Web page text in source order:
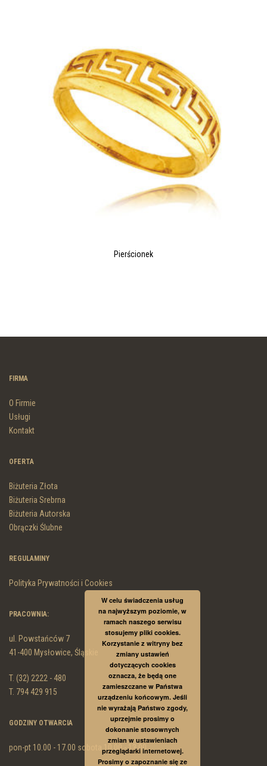
Pierścionek
FIRMA
O Firmie
Usługi
Kontakt
OFERTA
Biżuteria Złota
Biżuteria Srebrna
Biżuteria Autorska
Obrączki Ślubne
REGULAMINY
Polityka Prywatności i Cookies
PRACOWNIA:
ul. Powstańców 7
41-400 Mysłowice, Śląskie
T. (32) 2222 - 480
T. 794 429 915
GODZINY OTWARCIA
pon-pt 10.00 - 17.00 sobota 10.00 - 13.00
W celu świadczenia usług
na najwyższym poziomie, w
ramach naszego serwisu
stosujemy pliki cookies.
Korzystanie z witryny bez
zmiany ustawień
dotyczących cookies
oznacza, że będą one
zamieszczane w Państwa
urządzeniu końcowym. Jeśli
nie wyrażają Państwo zgody,
uprzejmie prosimy o
dokonanie stosownych
zmian w ustawieniach
przeglądarki internetowej.
Prosimy o zapoznanie się ze